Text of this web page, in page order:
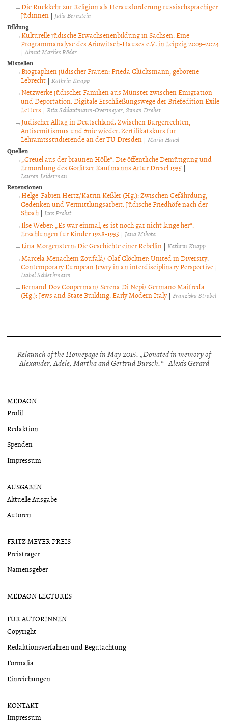
Die Rückkehr zur Religion als Herausforderung russischsprachiger
Jüdinnen | Julia Bernstein
Bildung
Kulturelle jüdische Erwachsenenbildung in Sachsen. Eine
Programmanalyse des Ariowitsch-Hauses e.V. in Leipzig 2009–2024
|Almut Marlies Röder
Miszellen
Biographien jüdischer Frauen: Frieda Glücksmann, geborene
Lebrecht | Kathrin Knapp
Netzwerke jüdischer Familien aus Münster zwischen Emigration
und Deportation. Digitale Erschließungswege der Briefedition Exile
Letters | Rita Schlautmann-Overmeyer Simon Dreher
Jüdischer Alltag in Deutschland. Zwischen Bürgerrechten,
Antisemitismus und #nie wieder. Zertifikatskurs für
Lehramtsstudierende an der TU Dresden | Maria Häusl
Quellen
„Greuel aus der braunen Hölle“. Die öffentliche Demütigung und
Ermordung des Görlitzer Kaufmanns Artur Dresel 1935 |
Lauren Leiderman
Rezensionen
Helge-Fabien Hertz/Katrin Keßler (Hg.): Zwischen Gefährdung,
Gedenken und Vermittlungsarbeit. Jüdische Friedhöfe nach der
Shoah | Luis Probst
Ilse Weber: „Es war einmal, es ist noch gar nicht lange her“.
Erzählungen für Kinder 1928-1935 | Jana Mikota
Lina Morgenstern: Die Geschichte einer Rebellin |Kathrin Knapp
Marcela Menachem Zoufalá/ Olaf Glöckner: United in Diversity.
Contemporary European Jewry in an interdisciplinary Perspective |
Isabel Schlerkmann
Bernand Dov Cooperman/ Serena Di Nepi/ Germano Maifreda
(Hg.): Jews and State Building. Early Modern Italy| Franziska Strobel
Relaunch of the Homepage in May 2015. „Donated in memory of
Alexander, Adele, Martha and Gertrud Bursch.“ - Alexis Gerard
MEDAON
Profil
Redaktion
Spenden
Impressum
AUSGABEN
Aktuelle Ausgabe
Autoren
FRITZ MEYER PREIS
Preisträger
Namensgeber
MEDAON LECTURES
FÜR AUTORINNEN
Copyright
Redaktionsverfahren und Begutachtung
Formalia
Einreichungen
KONTAKT
Impressum